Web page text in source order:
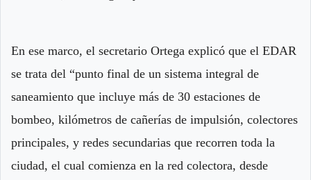
En ese marco, el secretario Ortega explicó que el EDAR
se trata del “punto final de un sistema integral de
saneamiento que incluye más de 30 estaciones de
bombeo, kilómetros de cañerías de impulsión, colectores
principales, y redes secundarias que recorren toda la
ciudad, el cual comienza en la red colectora, desde